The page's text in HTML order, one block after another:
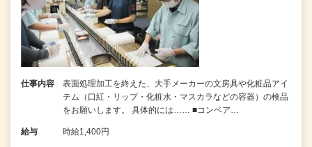
仕事内容
表面処理加工を終えた、大手メーカーの文房具や化粧品アイ
テム（口紅・リップ・化粧水・マスカラなどの容器）の検品
をお願いします。 具体的には…… ■コンベア…
給与 時給1,400円